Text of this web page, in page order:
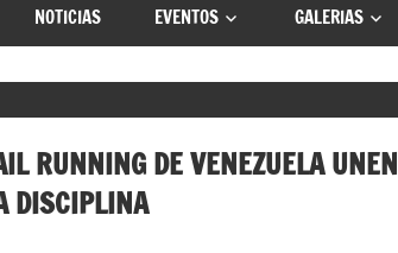
NOTICIAS EVENTOS GALERIAS
RUNNING DE VENEZUELA UNEN
DISCIPLINA